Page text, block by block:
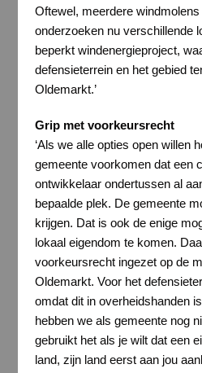
Oftewel, meerdere windmolens
onderzoeken nu verschillende
beperkt windenergieproject,
defensieterrein en het gebied
Oldemarkt.’
Grip met voorkeursrecht
‘Als we alle opties open willen
gemeente voorkomen dat een
ontwikkelaar ondertussen al
bepaalde plek. De gemeente
krijgen. Dat is ook de enige
lokaal eigendom te komen.
voorkeursrecht ingezet op de
Oldemarkt. Voor het
omdat dit in overheidshanden
hebben we als gemeente nog
gebruikt het als je wilt dat een
land, zijn land eerst aan jou